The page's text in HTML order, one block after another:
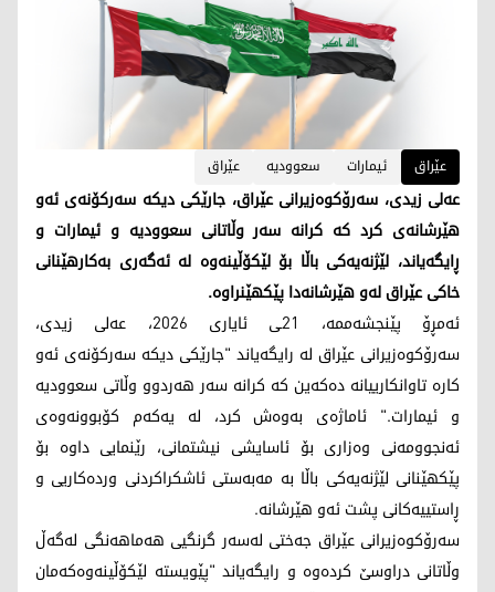
عێراق ئیمارات سعوودیە عێراق
عەلی زیدی، سەرۆکوەزیرانی عێراق، جارێکی دیکە سەرکۆنەی ئەو
هێرشانەی کرد کە کرانە سەر وڵاتانی سعوودیە و ئیمارات و
ڕایگەیاند، لێژنەیەکی باڵا بۆ لێکۆڵینەوە لە ئەگەری بەکارهێنانی
خاکی عێراق لەو هێرشانەدا پێکهێنراوە.
ئەمڕۆ پێنجشەممە، 21ـی ئایاری 2026، عەلی زیدی،
سەرۆکوەزیرانی عێراق لە رایگەیاند "جارێکی دیکە سەرکۆنەی ئەو
کارە تاوانکارییانە دەکەین کە کرانە سەر هەردوو وڵاتی سعوودیە
و ئیمارات." ئاماژەی بەوەش کرد، لە یەکەم کۆبوونەوەی
ئەنجوومەنی وەزاری بۆ ئاسایشی نیشتمانی، رێنمایی داوە بۆ
پێکهێنانی لێژنەیەکی باڵا بە مەبەستی ئاشکراکردنی وردەکاریی و
ڕاستییەکانی پشت ئەو هێرشانە.
سەرۆکوەزیرانی عێراق جەختی لەسەر گرنگیی هەماهەنگی لەگەڵ
وڵاتانی دراوسێ کردەوە و رایگەیاند "پێویستە لێکۆڵینەوەکەمان